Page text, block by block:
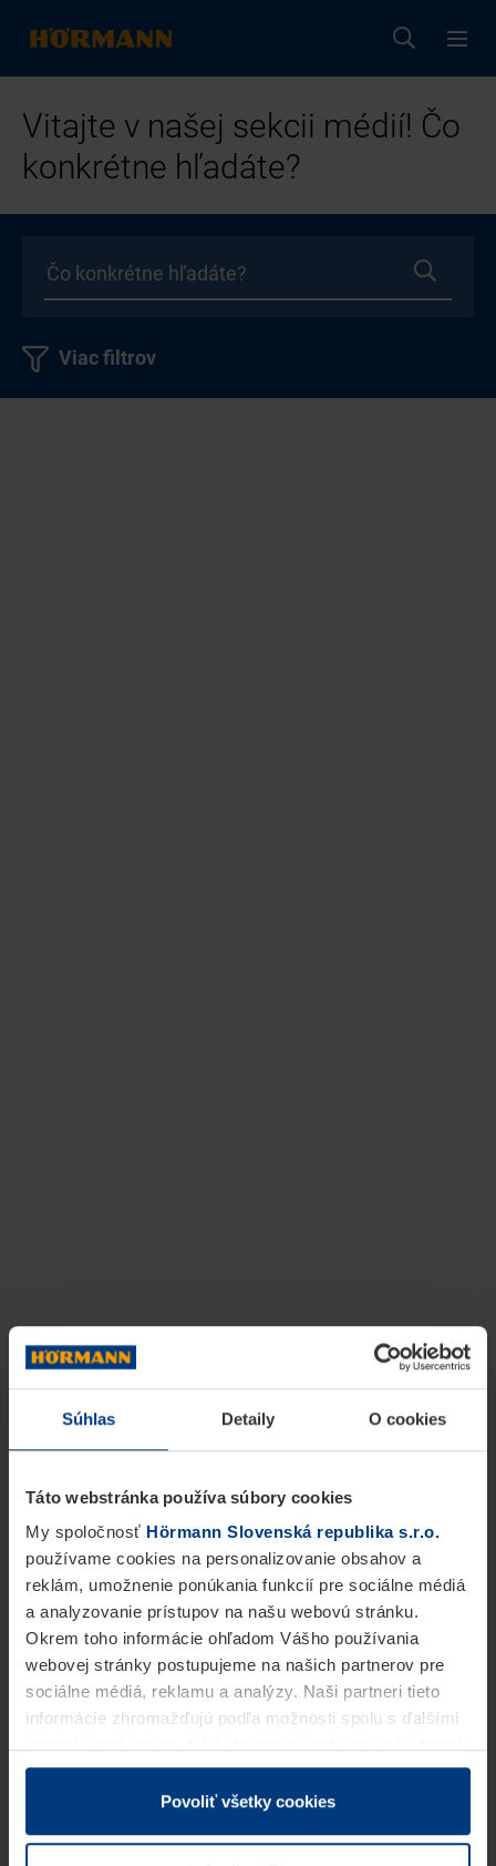
Súhlas Detaily O cookies
Táto webstránka používa súbory cookies
My spoločnosť Hörmann Slovenská republika s.r.o.
používame cookies na personalizovanie obsahov a
reklám, umožnenie ponúkania funkcií pre sociálne médiá
a analyzovanie prístupov na našu webovú stránku.
Okrem toho informácie ohľadom Vášho používania
webovej stránky postupujeme na našich partnerov pre
sociálne médiá, reklamu a analýzy. Naši partneri tieto
informácie zhromažďujú podľa možnosti spolu s ďalšími
v rámci Vášho využívania služieb.
Z právneho hľadiska môžeme cookies ukladať na Vašom
prevádzku tejto stránky. Pre všetky ostatné typy cookie
Povoliť všetky cookies
Vitajte v našej sekcii médií! Čo
konkrétne hľadáte?
Viac filtrov